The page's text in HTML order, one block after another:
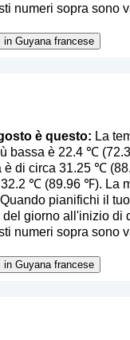
numeri sopra sono
Guyana francese
è questo: La
è 22.4 ℃
di circa 31.25 ℃
℃ (89.96 ℉). La
pianifichi il
giorno all'inizio di
numeri sopra sono
Guyana francese